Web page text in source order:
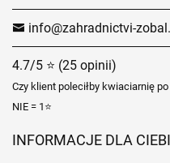
info@zahradnictvi-
4.7/5 ⭐ (25 opinii)
Czy klient poleciłby kwiaciarnię
NIE = 1⭐
INFORMACJE DLA